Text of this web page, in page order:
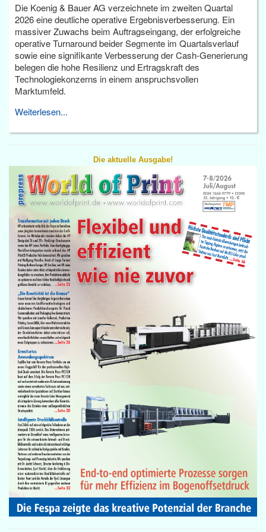
Die Koenig & Bauer AG verzeichnete im zweiten Quartal
2026 eine deutliche operative Ergebnisverbesserung. Ein
massiver Zuwachs beim Auftragseingang, der erfolgreiche
operative Turnaround beider Segmente im Quartalsverlauf
sowie eine signifikante Verbesserung der Cash-Generierung
belegen die hohe Resilienz und Ertragskraft des
Technologiekonzerns in einem anspruchsvollen
Marktumfeld.
Weiterlesen...
Die aktuelle Ausgabe!